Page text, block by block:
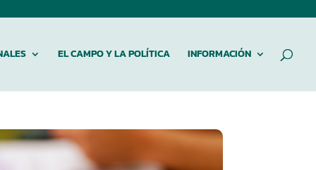
EL CAMPO Y LA POLÍTICA INFORMACIÓN